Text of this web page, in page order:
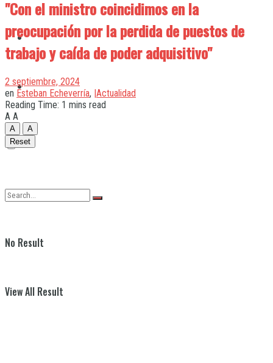
Quilmes
Varela
No Result
View All Result
"Con el ministro coincidimos en la
preocupación por la perdida de puestos de
trabajo y caída de poder adquisitivo"
2 septiembre, 2024
en Esteban Echeverría, |Actualidad
Reading Time: 1 mins read
A A
A
A
Reset